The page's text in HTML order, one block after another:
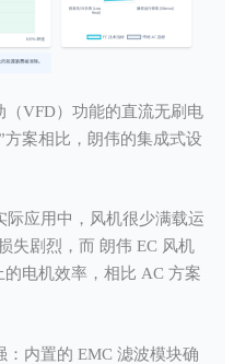
（VFD）功能的直流无刷电
案相比，朗伟的集成式设
应用中，风机很少满载运
失剧烈，而 朗伟 EC 风机
电机效率，相比 AC 方案
内置的 EMC 滤波模块确